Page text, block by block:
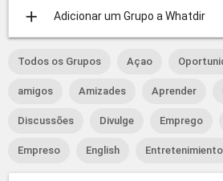
add Adicionar um Grupo a Whatdir
Todos os Grupos Açao
amigos Amizades Aprender
Discussões Divulge Emprego
Empreso English Entretenimiento